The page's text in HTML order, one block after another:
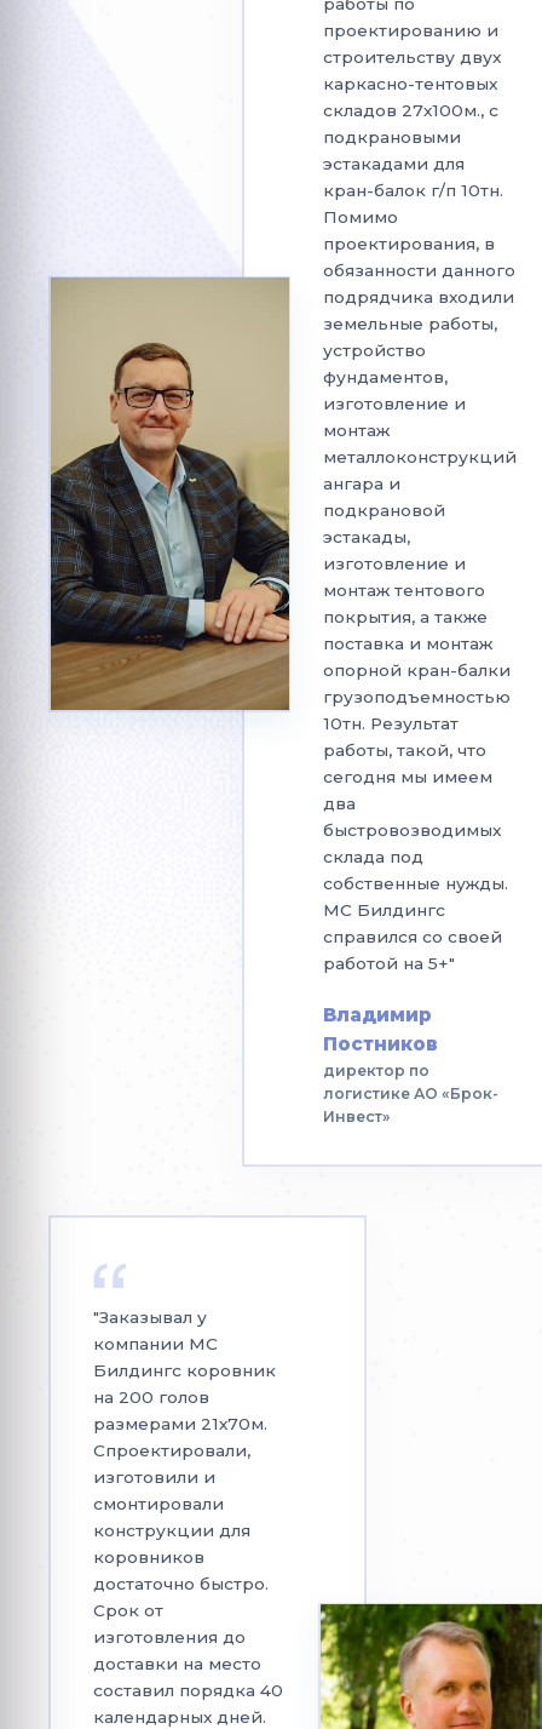
работы по
проектированию и
строительству двух
каркасно-тентовых
складов 27х100м., с
подкрановыми
эстакадами для
кран-балок г/п 10тн.
Помимо
проектирования, в
обязанности данного
подрядчика входили
земельные работы,
устройство
фундаментов,
изготовление и
монтаж
металлоконструкций
ангара и
подкрановой
эстакады,
изготовление и
монтаж тентового
покрытия, а также
поставка и монтаж
опорной кран-балки
грузоподъемностью
10тн. Результат
работы, такой, что
сегодня мы имеем
два
быстровозводимых
склада под
собственные нужды.
МС Билдингс
справился со своей
работой на 5+"
Владимир
Постников
директор по
логистике АО «Брок-
Инвест»
"Заказывал у
компании МС
Билдингс коровник
на 200 голов
размерами 21х70м.
Спроектировали,
изготовили и
смонтировали
конструкции для
коровников
достаточно быстро.
Срок от
изготовления до
доставки на место
составил порядка 40
календарных дней.
Ширина (м) Длина (м)
Номер телефона
ПОЛУЧИТЬ РАСЧЕТ
Нажимая кнопку, вы соглашаетесь сполитикой
обработки персональных данных.